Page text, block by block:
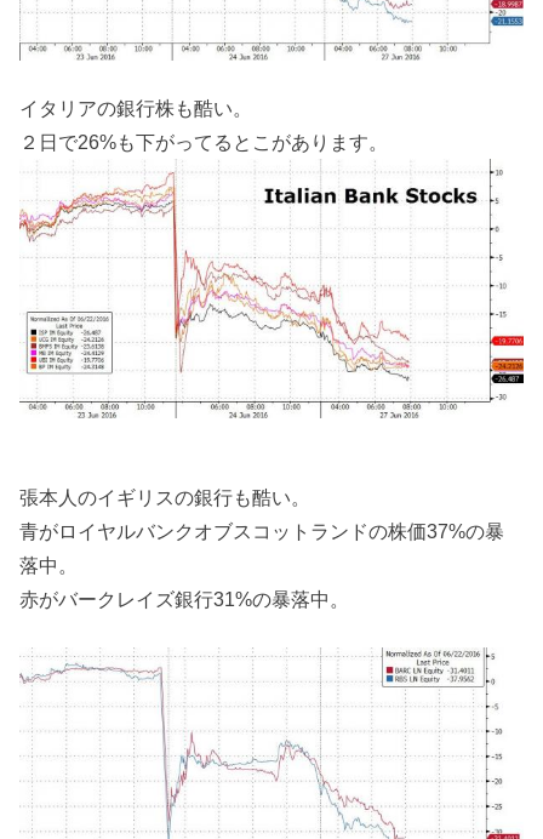
イタリアの銀行株も酷い。
２日で26%も下がってるとこがあります。
張本人のイギリスの銀行も酷い。
青がロイヤルバンクオブスコットランドの株価37%の暴
落中。
赤がバークレイズ銀行31%の暴落中。